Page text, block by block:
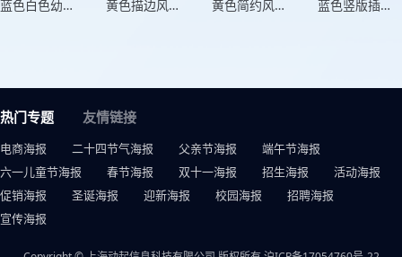
蓝色白色幼升小预科班竖版招生海报 黄色描边风英语兴趣班招生海报 黄色简约风暑假兴趣班招生海报 蓝色竖版插画风夏令营招新迎新海报
热门专题 友情链接
电商海报 二十四节气海报 父亲节海报
端午节海报
六一儿童节海报
春节海报 双十一海报 招生海报
活动海报
促销海报
圣诞海报 迎新海报 校园海报
招聘海报
宣传海报